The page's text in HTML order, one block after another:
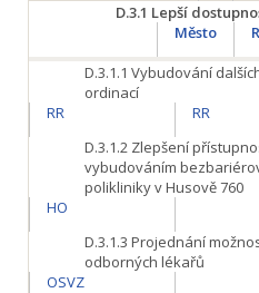
D.3.1 Lepší
Město
D.3.1.1 Vybudování
ordinací
RR
RR
D.3.1.2 Zlepšení
vybudováním
polikliniky v Husově 760
HO
D.3.1.3 Projednání
odborných lékařů
OSVZ